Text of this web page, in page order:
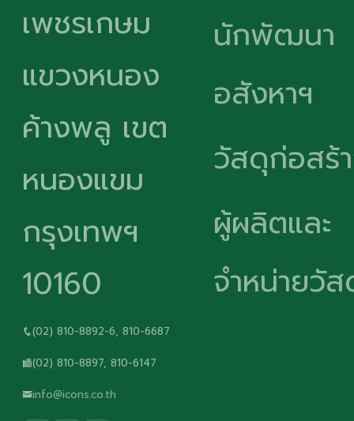
เพชรเกษม
แขวงหนอง
ค้างพลู เขต
หนองแขม
กรุงเทพฯ
10160
(02) 810-8892-6, 810-6687
(02) 810-8897, 810-6147
info@icons.co.th
นักพัฒนา
อสังหาฯ
วัสดุก่อสร้
ผู้ผลิตและ
จำหน่ายวั